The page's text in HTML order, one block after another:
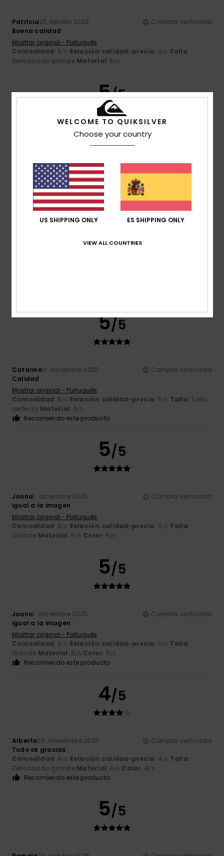
Patrícia25. febrero 2026
Compra verificada
Buena calidad
Mostrar original - Português
Comodidad: 5/5 Relación calidad-precio: 3/5 Talla:
Demasiado grande Material: 5 /5
5/5
Client anonyme vérifié25. enero 2026
Buena calidad y diseño
Demasiado grandeMaterial
Recomiendo este producto
5 /5
5/5
Catarina11. diciembre 2025
Compra verificada
Calidad
Mostrar original - Português
Comodidad: 5/5 Relación calidad-precio: 5/5 Talla: Talla
perfecta Material: 5/5
Recomiendo este producto
5/5
Joana1. diciembre 2025
Compra verificada
igual a la imagen
Mostrar original - Português
Comodidad: 5/5 Relación calidad-precio: 5/5 Talla:
Grande Material: 5/5 Color: 5/5
5/5
Joana1. diciembre 2025
Compra verificada
igual a la imagen
Mostrar original - Português
Comodidad: 5/5 Relación calidad-precio: 5/5 Talla:
Grande Material: 5/5 Color: 5/5
Recomiendo este producto
4/5
Alberto29. noviembre 2025
Compra verificada
Todo ok gracias
Comodidad: 4/5 Relación calidad-precio: 4/5 Talla:
Demasiado grande Material: 4 /5 Color: 4/5
Recomiendo este producto
5/5
WELCOME TO QUIKSILVER
Choose your country
US SHIPPING ONLY ES SHIPPING ONLY
VIEW ALL COUNTRIES